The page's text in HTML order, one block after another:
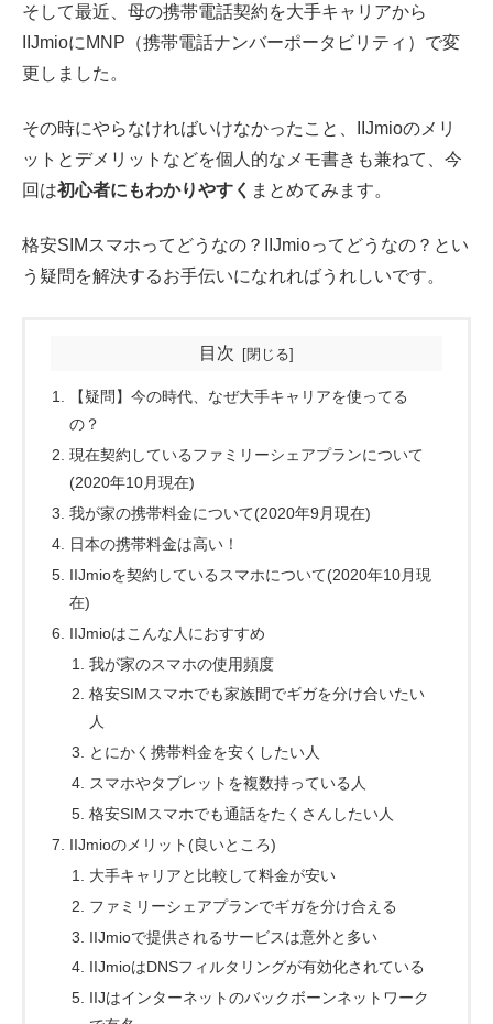
そして最近、母の携帯電話契約を大手キャリアから
IIJmioにMNP（携帯電話ナンバーポータビリティ）で変
更しました。
その時にやらなければいけなかったこと、IIJmioのメリ
ットとデメリットなどを個人的なメモ書きも兼ねて、今
回は初心者にもわかりやすく まとめてみます。
格安SIMスマホってどうなの？IIJmioってどうなの？とい
う疑問を解決するお手伝いになれればうれしいです。
目次
【疑問】今の時代、なぜ大手キャリアを使ってる
の？
現在契約しているファミリーシェアプランについて
(2020年10月現在)
我が家の携帯料金について(2020年9月現在)
日本の携帯料金は高い！
IIJmioを契約しているスマホについて(2020年10月現
在)
IIJmioはこんな人におすすめ
我が家のスマホの使用頻度
格安SIMスマホでも家族間でギガを分け合いたい
人
とにかく携帯料金を安くしたい人
スマホやタブレットを複数持っている人
格安SIMスマホでも通話をたくさんしたい人
IIJmioのメリット(良いところ)
大手キャリアと比較して料金が安い
ファミリーシェアプランでギガを分け合える
IIJmioで提供されるサービスは意外と多い
IIJmioはDNSフィルタリングが有効化されている
IIJはインターネットのバックボーンネットワーク